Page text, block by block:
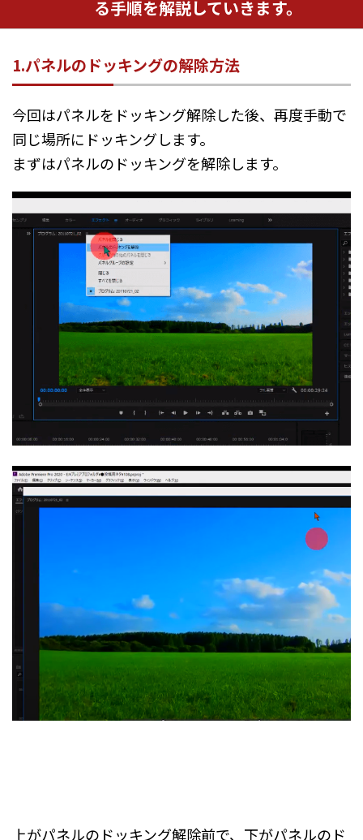
る手順を解説していきます。
1.パネルのドッキングの解除方法
今回はパネルをドッキング解除した後、再度手動で
同じ場所にドッキングします。
まずはパネルのドッキングを解除します。
上がパネルのドッキング解除前で、下がパネルのド